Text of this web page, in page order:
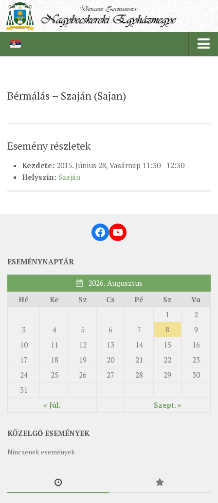
PÜSPÖK
EGYHÁZMEGYEI LEVÉLTÁR
LELKIPÁSZTOROK
SZERZETESRENDEK
DÉLI ESPERESSÉG
ARCHÍV ÉLETKÉPEK
ORGANIGRAMMA
PÜSPÖKI DEKRÉTUM
ZSINATI IMA
ZSINATI TAGOK
PASZTORÁLSZOCIOLÓGIAI FELMÉRÉS
KISKORÚAK VÉDELME
Bérmálás – Szaján (Sajan)
Esemény részletek
Kezdete: 2015. Június 28, Vasárnap 11:30 - 12:30
Helyszín: Szaján
Facebook
YouTube
ESEMÉNYNAPTÁR
2026. Augusztus
Hé
Ke Sz Cs Pé Sz Va
« Júl. Szept. »
1
2
3
4 5 6 7 8
9
10
11 12 13 14 15
16
17
18 19 20 21 22
23
24
25 26 27 28 29
30
31
KÖZELGŐ ESEMÉNYEK
Nincsenek események